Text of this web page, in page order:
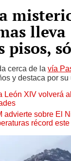
pisos,
cerca de la vía
y destaca por
León XIV volverá
advierte sobre El
récord